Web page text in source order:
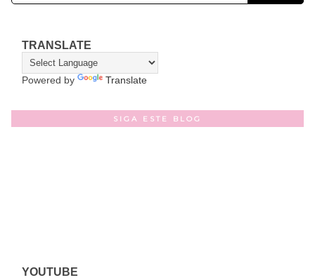
TRANSLATE
Powered by Translate
SIGA ESTE BLOG
YOUTUBE